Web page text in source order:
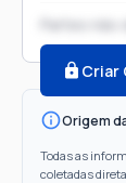
Partes não
Criar
Origem
Todas as
coletadas